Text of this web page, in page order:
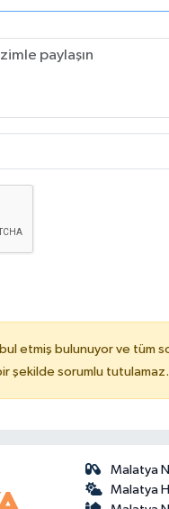
etmiş bulunuyor ve tüm
şekilde sorumlu tutulamaz.
Malatya
Malatya